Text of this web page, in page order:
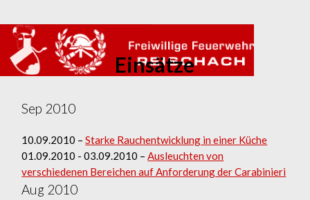
Home › Einsätze
Einsätze
Sep 2010
10.09.2010 –Starke Rauchentwicklung in einer Küche
01.09.2010 - 03.09.2010 –Ausleuchten von
verschiedenen Bereichen auf Anforderung der Carabinieri
Aug 2010